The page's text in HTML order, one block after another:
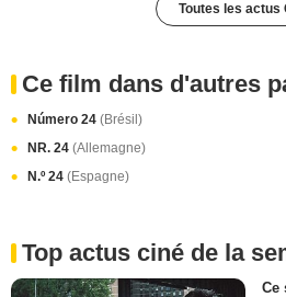
Toutes les actus
Ce film dans d'autres
Número 24 (Brésil)
NR. 24 (Allemagne)
N.º 24 (Espagne)
Top actus ciné de la
Ce